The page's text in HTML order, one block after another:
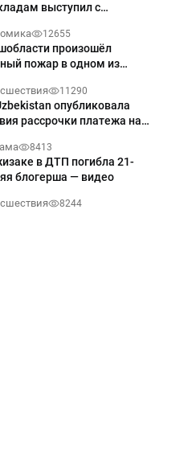
выступил с
12655
произошёл
пожар в одном из
11290
опубликовала
рассрочки платежа на
8413
в ДТП погибла 21-
блогерша — видео
8244